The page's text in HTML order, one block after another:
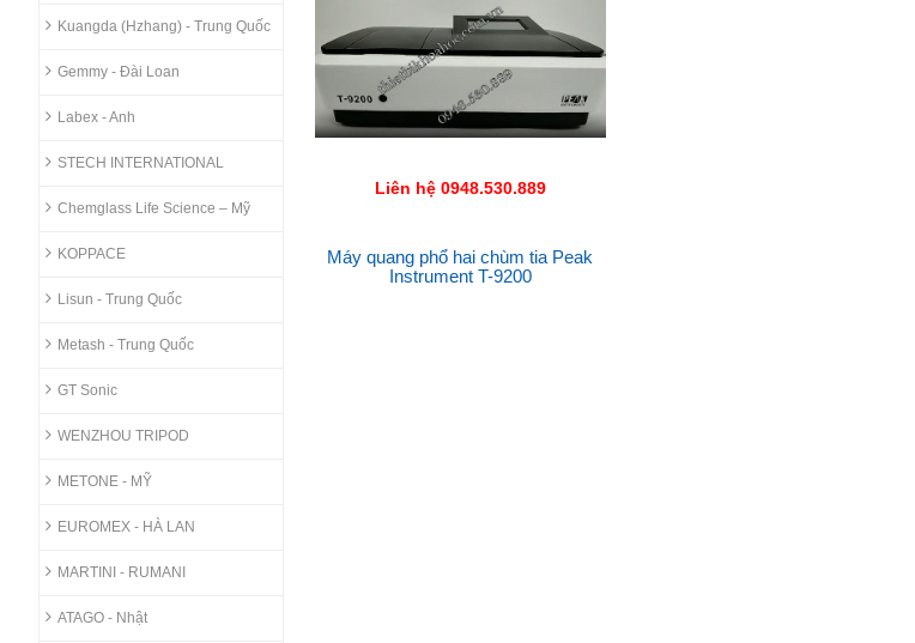
Kuangda (Hzhang) - Trung Quốc
Gemmy - Đài Loan
Labex - Anh
STECH INTERNATIONAL
Chemglass Life Science – Mỹ
KOPPACE
Lisun - Trung Quốc
Metash - Trung Quốc
GT Sonic
WENZHOU TRIPOD
METONE - MỸ
EUROMEX - HÀ LAN
MARTINI - RUMANI
ATAGO - Nhật
Liên hệ 0948.530.889
Máy quang phổ hai chùm tia Peak
Instrument T-9200